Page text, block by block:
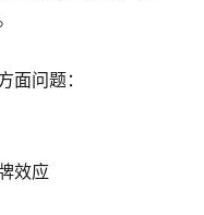
问题：
效应